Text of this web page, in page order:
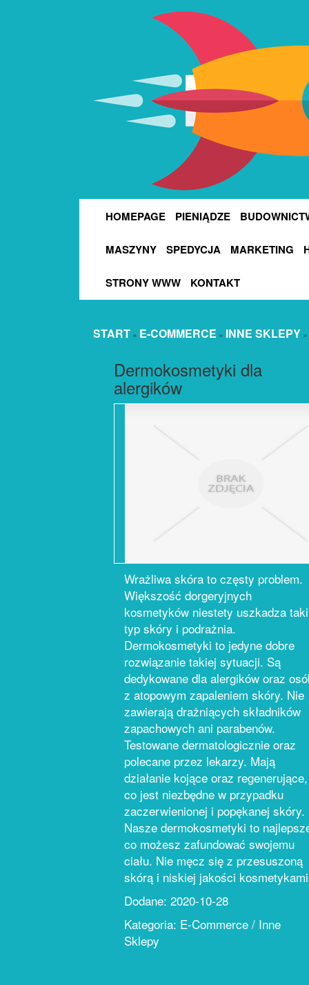
HOMEPAGE PIENIĄDZE
MASZYNY SPEDYCJA MARKETING
STRONY WWW KONTAKT
START » E-COMMERCE » INNE SKLEPY »
Dermokosmetyki dla
alergików
Wrażliwa skóra to częsty problem.
Większość dorgeryjnych
kosmetyków niestety uszkadza taki
typ skóry i podrażnia.
Dermokosmetyki to jedyne dobre
rozwiązanie takiej sytuacji. Są
dedykowane dla alergików oraz
z atopowym zapaleniem skóry. Nie
zawierają drażniących składników
zapachowych ani parabenów.
Testowane dermatologicznie oraz
polecane przez lekarzy. Mają
działanie kojące oraz regenerujące,
co jest niezbędne w przypadku
zaczerwienionej i popękanej skóry.
Nasze dermokosmetyki to
co możesz zafundować swojemu
ciału. Nie męcz się z przesuszoną
skórą i niskiej jakości
Dodane: 2020-10-28
Kategoria: E-Commerce / Inne
Sklepy